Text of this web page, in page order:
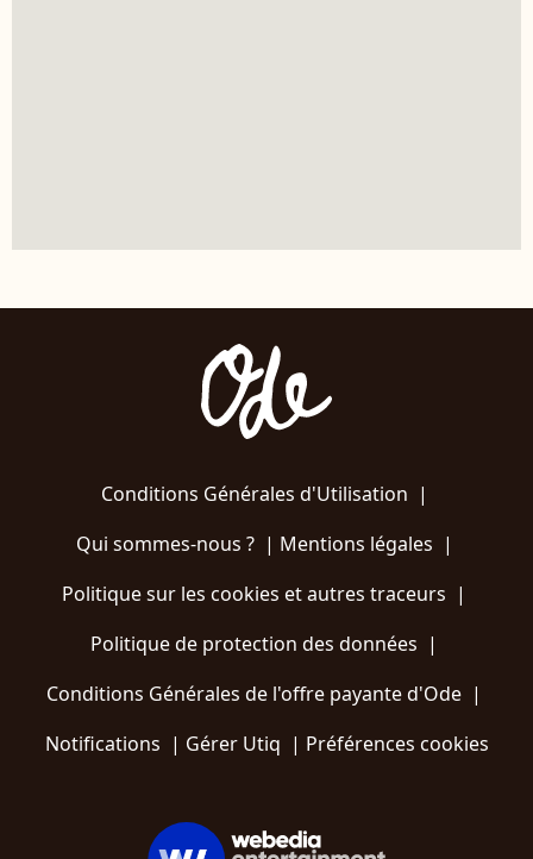
Conditions Générales d'Utilisation |
Qui sommes-nous ?| Mentions légales |
Politique sur les cookies et autres traceurs |
Politique de protection des données |
Conditions Générales de l'offre payante d'Ode |
Notifications | Gérer Utiq | Préférences cookies